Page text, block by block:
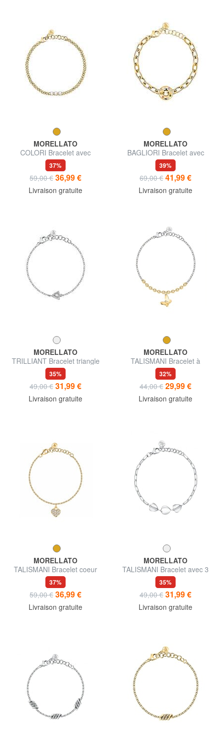
MORELLATO
COLORI Bracelet avec
cristaux
37%
59,00 € 36,99 €
Livraison gratuite
MORELLATO
BAGLIORI Bracelet avec
cristaux colorés
39%
69,00 € 41,99 €
Livraison gratuite
MORELLATO
TRILLIANT Bracelet triangle
en zircone
35%
49,00 € 31,99 €
Livraison gratuite
MORELLATO
TALISMANI Bracelet à
breloques papillon
32%
44,00 € 29,99 €
Livraison gratuite
MORELLATO
TALISMANI Bracelet coeur
37%
59,00 € 36,99 €
Livraison gratuite
MORELLATO
TALISMANI Bracelet avec 3
petits coeurs
35%
49,00 € 31,99 €
Livraison gratuite